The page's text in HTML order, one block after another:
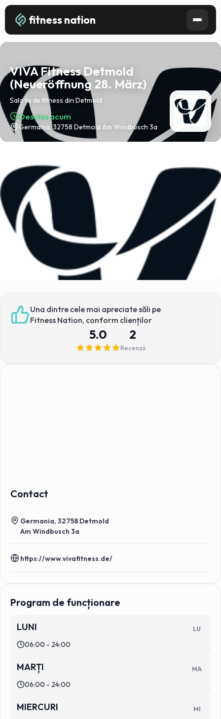
fitness nation
VIVA Fitness Detmold
(Neueröffnung 28. März)
Sala ta de fitness din Detmold
Deschis acum
Germania, 32758 Detmold Am Windbusch 3a
Una dintre cele mai apreciate săli pe
Fitness Nation, conform clienților
5.0 2
Recenzii
Contact
Germania, 32758 Detmold
Am Windbusch 3a
https://www.vivafitness.de/
Program de funcționare
LUNI LU
06:00 - 24:00
MARȚI MA
06:00 - 24:00
MIERCURI MI